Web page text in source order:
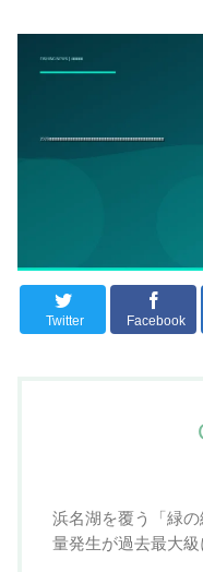
Twitter Facebook
浜名湖を覆う「緑
量発生が過去最大級